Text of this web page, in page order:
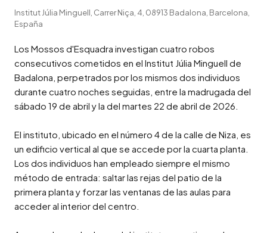
Institut Júlia Minguell, Carrer Niça, 4, 08913 Badalona, Barcelona,
España
Los Mossos d'Esquadra investigan cuatro robos
consecutivos cometidos en el Institut Júlia Minguell de
Badalona, perpetrados por los mismos dos individuos
durante cuatro noches seguidas, entre la madrugada del
sábado 19 de abril y la del martes 22 de abril de 2026.
El instituto, ubicado en el número 4 de la calle de Niza, es
un edificio vertical al que se accede por la cuarta planta.
Los dos individuos han empleado siempre el mismo
método de entrada: saltar las rejas del patio de la
primera planta y forzar las ventanas de las aulas para
acceder al interior del centro.